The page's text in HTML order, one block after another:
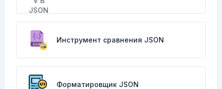
Инструмент сравнения JSON
Форматировщик JSON